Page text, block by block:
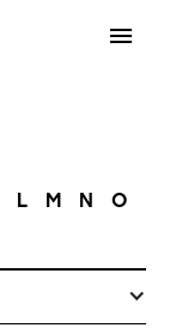
L M N O